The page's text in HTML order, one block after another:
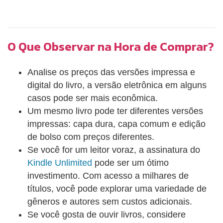
que estiverem se iniciando na seara jurídica
facilitar essa caminhada, acrescentei também
fluxogramas sobre os respectivos procedimentos,
para que o operador do Direito saiba os passos que
percorrem até desaguarem na sentença de mérito.
O Que Observar na Hora de Comprar?
Analise os preços das versões impressa e
digital do livro, a versão eletrônica em alguns
casos pode ser mais econômica.
Um mesmo livro pode ter diferentes versões
impressas: capa dura, capa comum e edição
de bolso com preços diferentes.
Se você for um leitor voraz, a assinatura do
Kindle Unlimited pode ser um ótimo
investimento. Com acesso a milhares de
títulos, você pode explorar uma variedade de
gêneros e autores sem custos adicionais.
Se você gosta de ouvir livros, considere